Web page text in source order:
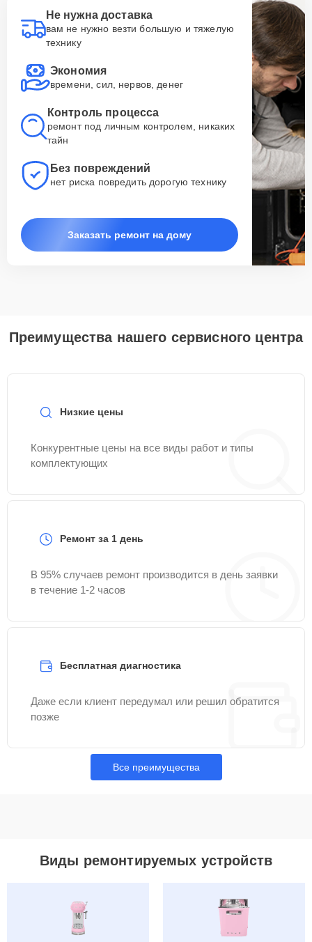
Не нужна доставка
вам не нужно везти большую и тяжелую
технику
Экономия
времени, сил, нервов, денег
Контроль процесса
ремонт под личным контролем, никаких
тайн
Без повреждений
нет риска повредить дорогую технику
Заказать ремонт на дому
Преимущества нашего сервисного центра
Низкие цены
Конкурентные цены на все виды работ и типы
комплектующих
Ремонт за 1 день
В 95% случаев ремонт производится в день заявки
в течение 1-2 часов
Бесплатная диагностика
Даже если клиент передумал или решил обратится
позже
Все преимущества
Виды ремонтируемых устройств